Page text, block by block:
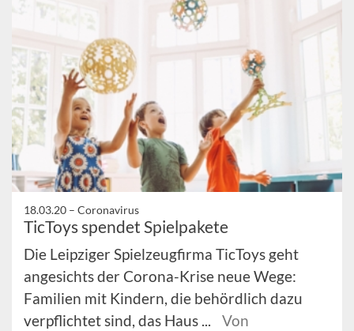
18.03.20 – Coronavirus
TicToys spendet Spielpakete
Die Leipziger Spielzeugfirma TicToys geht
angesichts der Corona-Krise neue Wege:
Familien mit Kindern, die behördlich dazu
verpflichtet sind, das Haus ...
Von